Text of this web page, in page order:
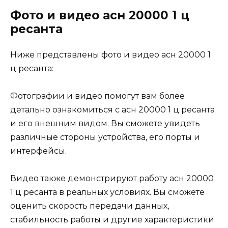
Фото и видео асн 20000 1 ц
ресанта
Ниже представлены фото и видео асн 20000 1
ц ресанта:
Фотографии и видео помогут вам более
детально ознакомиться с асн 20000 1 ц ресанта
и его внешним видом. Вы сможете увидеть
различные стороны устройства, его порты и
интерфейсы.
Видео также демонстрируют работу асн 20000
1 ц ресанта в реальных условиях. Вы сможете
оценить скорость передачи данных,
стабильность работы и другие характеристики